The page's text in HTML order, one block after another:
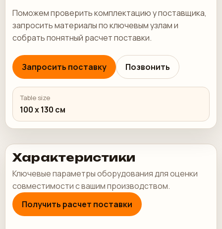
Поможем проверить комплектацию у поставщика,
запросить материалы по ключевым узлам и
собрать понятный расчет поставки.
Запросить поставку Позвонить
Table size
100 x 130 см
Характеристики
Ключевые параметры оборудования для оценки
совместимости с вашим производством.
Получить расчет поставки